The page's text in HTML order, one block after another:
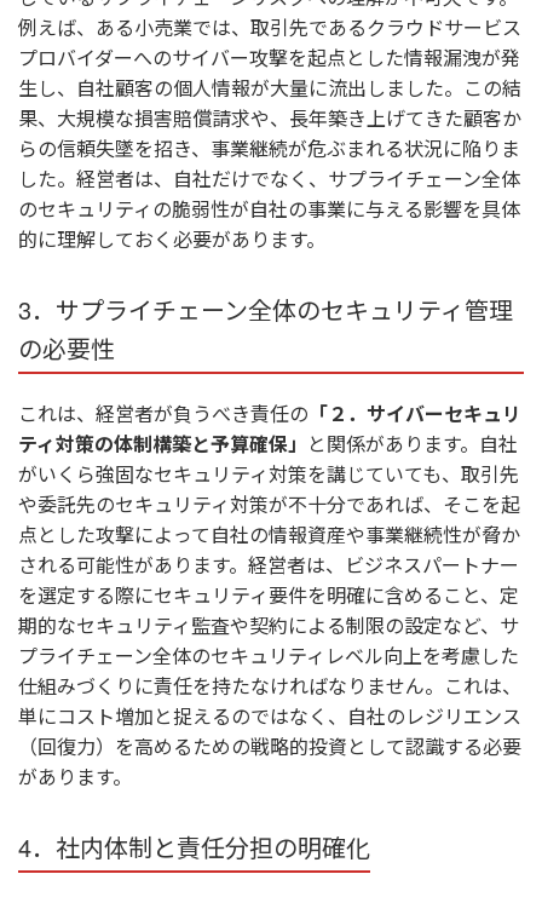
例えば、ある小売業では、取引先であるクラウドサービス
プロバイダーへのサイバー攻撃を起点とした情報漏洩が発
生し、自社顧客の個人情報が大量に流出しました。この結
果、大規模な損害賠償請求や、長年築き上げてきた顧客か
らの信頼失墜を招き、事業継続が危ぶまれる状況に陥りま
した。経営者は、自社だけでなく、サプライチェーン全体
のセキュリティの脆弱性が自社の事業に与える影響を具体
的に理解しておく必要があります。
3．サプライチェーン全体のセキュリティ管理
の必要性
これは、経営者が負うべき責任の 「２．サイバーセキュリ
ティ対策の体制構築と予算確保」 と関係があります。自社
がいくら強固なセキュリティ対策を講じていても、取引先
や委託先のセキュリティ対策が不十分であれば、そこを起
点とした攻撃によって自社の情報資産や事業継続性が脅か
される可能性があります。経営者は、ビジネスパートナー
を選定する際にセキュリティ要件を明確に含めること、定
期的なセキュリティ監査や契約による制限の設定など、サ
プライチェーン全体のセキュリティレベル向上を考慮した
仕組みづくりに責任を持たなければなりません。これは、
単にコスト増加と捉えるのではなく、自社のレジリエンス
（回復力）を高めるための戦略的投資として認識する必要
があります。
4．社内体制と責任分担の明確化